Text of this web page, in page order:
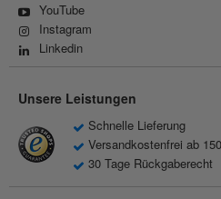
YouTube
Instagram
Linkedin
Unsere Leistungen
Schnelle Lieferung
Versandkostenfrei ab
30 Tage Rückgaberecht